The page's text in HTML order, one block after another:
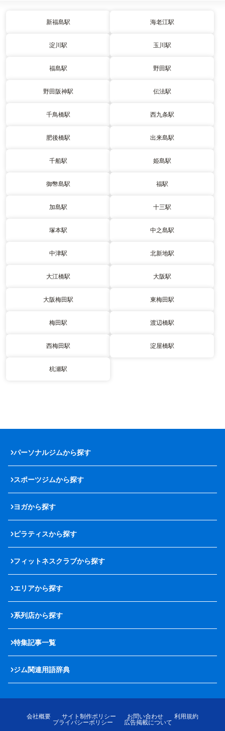
新福島駅 海老江駅
淀川駅 玉川駅
福島駅 野田駅
野田阪神駅 伝法駅
千鳥橋駅 西九条駅
肥後橋駅 出来島駅
千船駅 姫島駅
御幣島駅 福駅
加島駅 十三駅
塚本駅 中之島駅
中津駅 北新地駅
大江橋駅 大阪駅
大阪梅田駅 東梅田駅
梅田駅 渡辺橋駅
西梅田駅 淀屋橋駅
杭瀬駅
パーソナルジムから探す
スポーツジムから探す
ヨガから探す
ピラティスから探す
フィットネスクラブから探す
エリアから探す
系列店から探す
特集記事一覧
ジム関連用語辞典
会社概要 サイト制作ポリシー お問い合わせ
利用規約
プライバシーポリシー
広告掲載について